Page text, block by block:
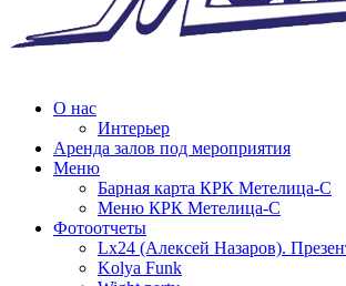
О нас
Интерьер
Аренда залов под мероприятия
Меню
Барная карта КРК Метелица-С
Меню КРК Метелица-С
Фотоотчеты
Lx24 (Алексей Назаров).
Kolya Funk